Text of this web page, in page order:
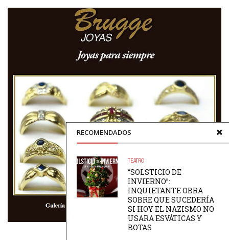
RECOMENDADOS
TEATRO
“SOLSTICIO DE
INVIERNO”:
INQUIETANTE OBRA
SOBRE QUE SUCEDERÍA
SI HOY EL NAZISMO NO
USARA ESVÁTICAS Y
BOTAS